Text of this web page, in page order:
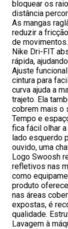
bloquear os
distância
As mangas
reduzir a
de
Nike Dri-FIT
rápida,
Ajuste
cintura para
curva ajuda a
trajeto. Ela
cobrem mais o
Tempo e
fica fácil olhar
lado esquerdo
ouvido, uma
Logo Swoosh
refletivos nas
como
produto
nas áreas
expostas, é
qualidade.
Lavagem à